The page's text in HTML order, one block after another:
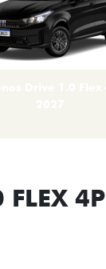
FLEX 4P